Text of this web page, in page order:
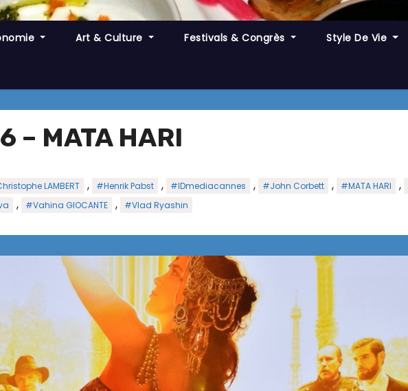
Art & Culture Festivals & Congrès Style De Vie
– MATA HARI
LAMBERT , #Henrik Pabst , #IDmediacannes , #John Corbett , #MATA HARI ,
, #Vahina GIOCANTE , #Vlad Ryashin